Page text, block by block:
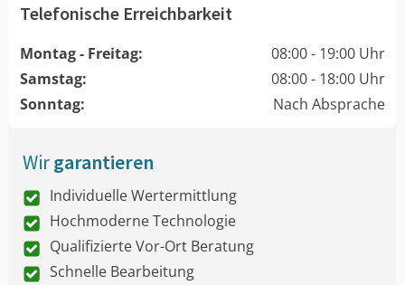
Telefonische Erreichbarkeit
Montag - Freitag:
08:00 - 19:00 Uhr
Samstag:
08:00 - 18:00 Uhr
Sonntag:
Nach Absprache
Wirgarantieren
Individuelle Wertermittlung
Hochmoderne Technologie
Qualifizierte Vor-Ort Beratung
Schnelle Bearbeitung